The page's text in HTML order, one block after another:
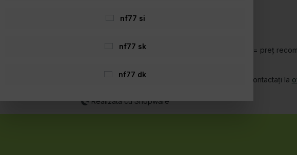
eventual, taxele de ramburs, dacă nu se specifică altfel. Prețurile tăiate = preț
tuturor utilizatorilor. Dacă observați vreo barieră, vă rugăm să ne contactați la
Realizata cu Shopware
nf77 si
nf77 sk
nf77 dk